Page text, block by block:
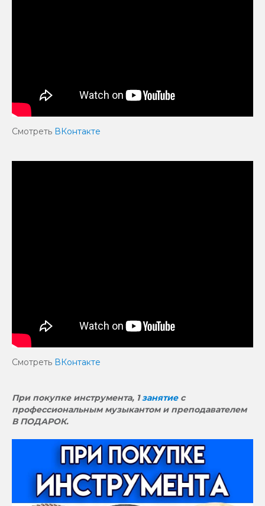
Смотреть ВКонтакте
Смотреть ВКонтакте
При покупке инструмента, 1занятиес
профессиональным музыкантом и преподавателем
В ПОДАРОК.